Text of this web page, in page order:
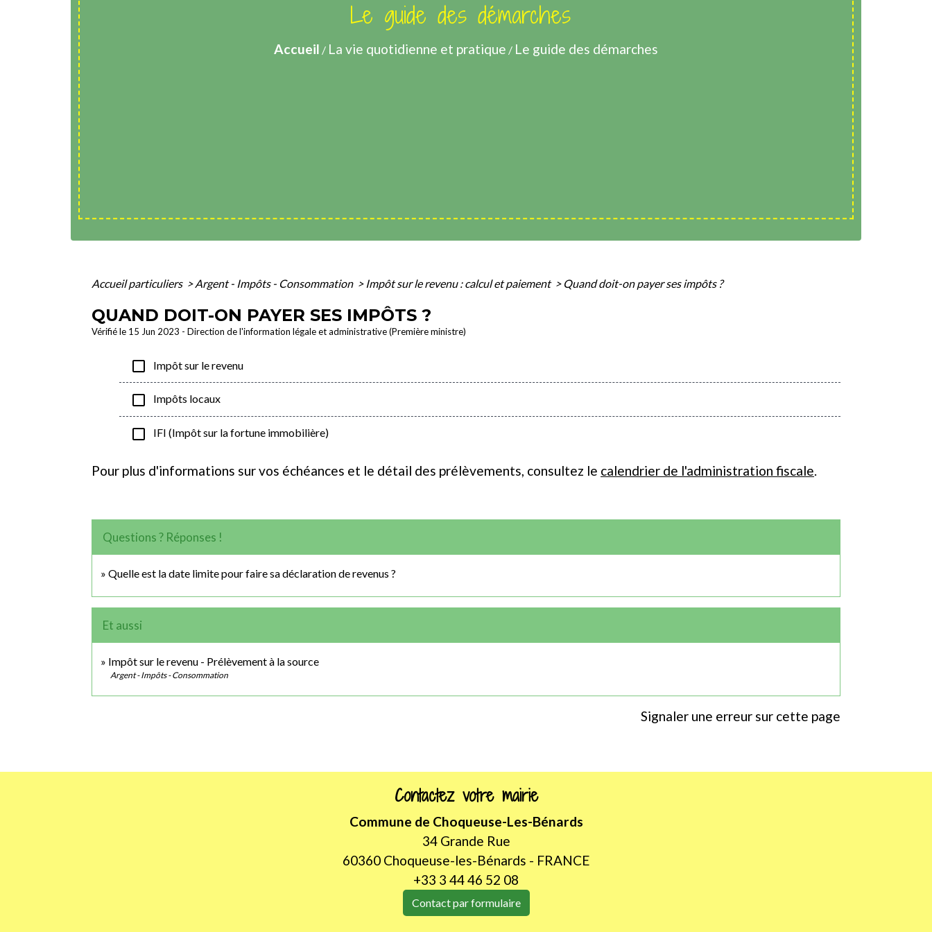
Le guide des démarches
Accueil / La vie quotidienne et pratique / Le guide des démarches
Accueil particuliers > Argent - Impôts - Consommation > Impôt sur le revenu : calcul et paiement > Quand doit-on payer ses impôts ?
QUAND DOIT-ON PAYER SES IMPÔTS ?
Vérifié le 15 Jun 2023 - Direction de l'information légale et administrative (Première ministre)
check_box_outline_blank Impôt sur le revenu
check_box_outline_blank Impôts locaux
check_box_outline_blank IFI (Impôt sur la fortune immobilière)
Pour plus d'informations sur vos échéances et le détail des prélèvements, consultez le calendrier de l'administration fiscale.
Questions ? Réponses !
Quelle est la date limite pour faire sa déclaration de revenus ?
Et aussi
Impôt sur le revenu - Prélèvement à la source
Argent - Impôts - Consommation
Signaler une erreur sur cette page
Contactez votre mairie
Commune de Choqueuse-Les-Bénards
34 Grande Rue
60360 Choqueuse-les-Bénards - FRANCE
+33 3 44 46 52 08
Contact par formulaire